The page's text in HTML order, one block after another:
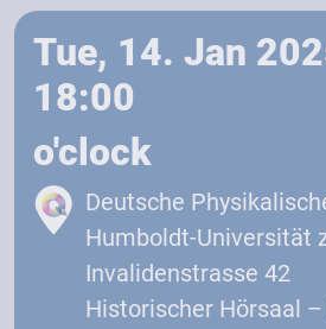
Tue, 14. Jan
18:00
o'clock
Deutsche
Humboldt-Universität
Invalidenstrasse 42
Historischer Hörsaal